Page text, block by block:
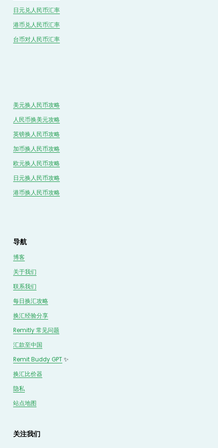
日元兑人民币汇率
港币兑人民币汇率
台币对人民币汇率
导航
博客
关于我们
联系我们
每日换汇攻略
换汇经验分享
Remitly 常见问题
汇款至中国
Remit Buddy GPT ✨
换汇比价器
隐私
站点地图
美元换人民币攻略
人民币换美元攻略
英镑换人民币攻略
加币换人民币攻略
欧元换人民币攻略
日元换人民币攻略
港币换人民币攻略
关注我们